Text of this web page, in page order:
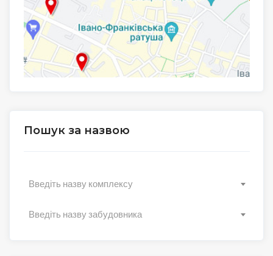
Пошук за назвою
Введіть назву комплексу
Введіть назву забудовника